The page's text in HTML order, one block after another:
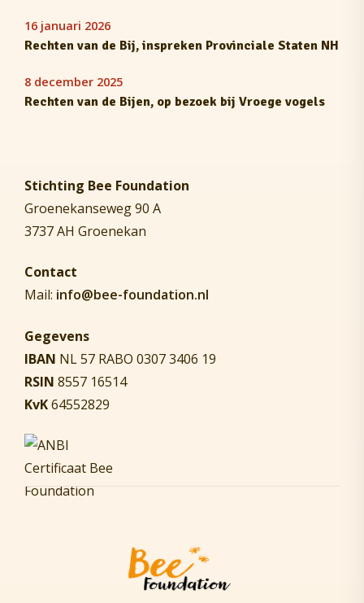
16 januari 2026
Rechten van de Bij, inspreken Provinciale Staten NH
8 december 2025
Rechten van de Bijen, op bezoek bij Vroege vogels
Stichting Bee Foundation
Groenekanseweg 90 A
3737 AH Groenekan
Contact
Mail: info@bee-foundation.nl
Gegevens
IBAN NL 57 RABO 0307 3406 19
RSIN 8557 16514
KvK64552829